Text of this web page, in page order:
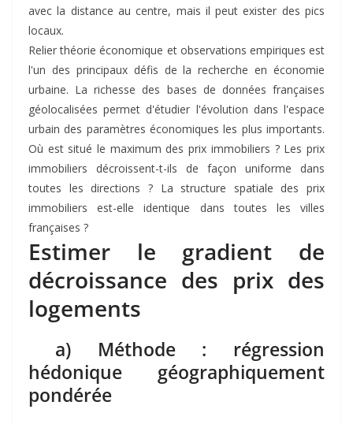
avec la distance au centre, mais il peut exister des pics
locaux.
Relier théorie économique et observations empiriques est
l'un des principaux défis de la recherche en économie
urbaine. La richesse des bases de données françaises
géolocalisées permet d'étudier l'évolution dans l'espace
urbain des paramètres économiques les plus importants.
Où est situé le maximum des prix immobiliers ? Les prix
immobiliers décroissent-t-ils de façon uniforme dans
toutes les directions ? La structure spatiale des prix
immobiliers est-elle identique dans toutes les villes
françaises ?
Estimer le gradient de
décroissance des prix des
logements
a) Méthode : régression
hédonique géographiquement
pondérée